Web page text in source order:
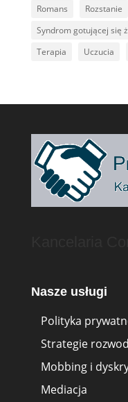
Romans
Rozstanie
Syndrom gotującej się
Terapia
Uczucia
Nasze usługi
Polityka
Strategie
Mobbing i
Mediacja